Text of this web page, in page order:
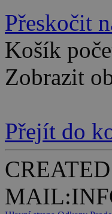
Přeskočit
Košík
Zobrazit
Přejít do